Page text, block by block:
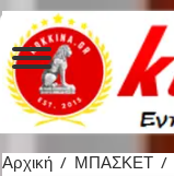
Αρχική / ΜΠΑΣΚΕΤ /